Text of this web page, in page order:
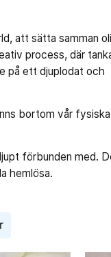
att sätta samman
process, där
på ett djuplodat och
bortom vår
förbunden med.
hemlösa.